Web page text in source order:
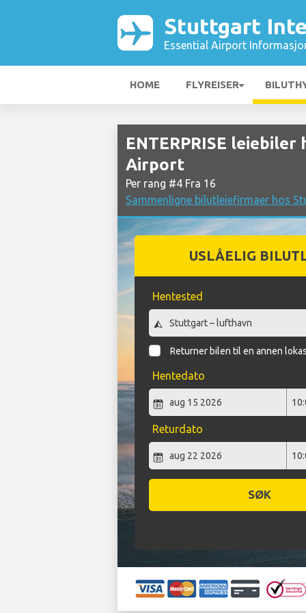
Stuttgart
Essential Airport
HOME FLYREISER
ENTERPRISE
Airport
Per rang #4 Fra 16
Sammenligne bilutleiefirmaer hos
USLÅELIG
Hentested
Returner bilen til en annen
Hentedato
Returdato
SØK